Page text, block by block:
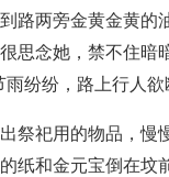
路两旁金黄金黄的
思念她，禁不住暗
纷纷，路上行人欲
祭祀用的物品，慢
纸和金元宝倒在坟